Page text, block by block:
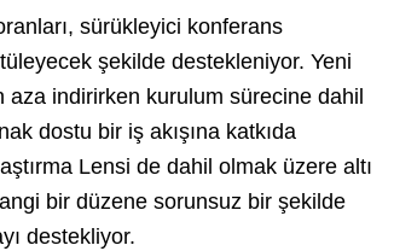
sürükleyici konferans
şekilde destekleniyor. Yeni
indirirken kurulum sürecine dahil
dostu bir iş akışına katkıda
Lensi de dahil olmak üzere altı
bir düzene sorunsuz bir şekilde
destekliyor.